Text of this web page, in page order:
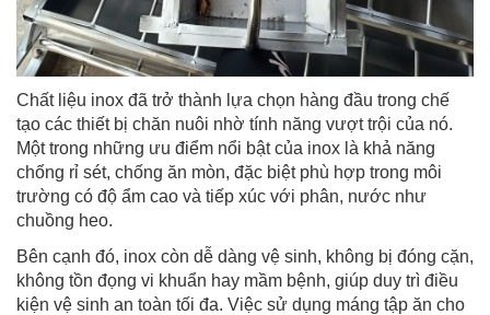
Chất liệu inox đã trở thành lựa chọn hàng đầu trong chế
tạo các thiết bị chăn nuôi nhờ tính năng vượt trội của nó.
Một trong những ưu điểm nổi bật của inox là khả năng
chống rỉ sét, chống ăn mòn, đặc biệt phù hợp trong môi
trường có độ ẩm cao và tiếp xúc với phân, nước như
chuồng heo.
Bên cạnh đó, inox còn dễ dàng vệ sinh, không bị đóng cặn,
không tồn đọng vi khuẩn hay mầm bệnh, giúp duy trì điều
kiện vệ sinh an toàn tối đa. Việc sử dụng máng tập ăn cho